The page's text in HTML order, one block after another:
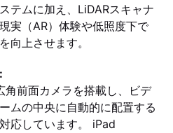
テムに加え、LiDARスキャナ
実（AR）体験や低照度下で
向上させます。
角前面カメラを搭載し、ビデ
ムの中央に自動的に配置する
応しています。 iPad